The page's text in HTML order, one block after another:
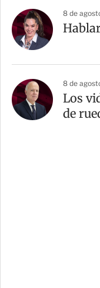
8 de
8 de
Los
de